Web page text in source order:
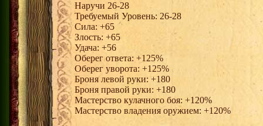
Наручи 26-28
Требуемый Уровень: 26-28
Сила: +65
Злость: +65
Удача: +56
Оберег ответа: +125%
Оберег уворота: +125%
Броня левой руки: +180
Броня правой руки: +180
Мастерство кулачного боя: +120%
Мастерство владения оружием: +120%